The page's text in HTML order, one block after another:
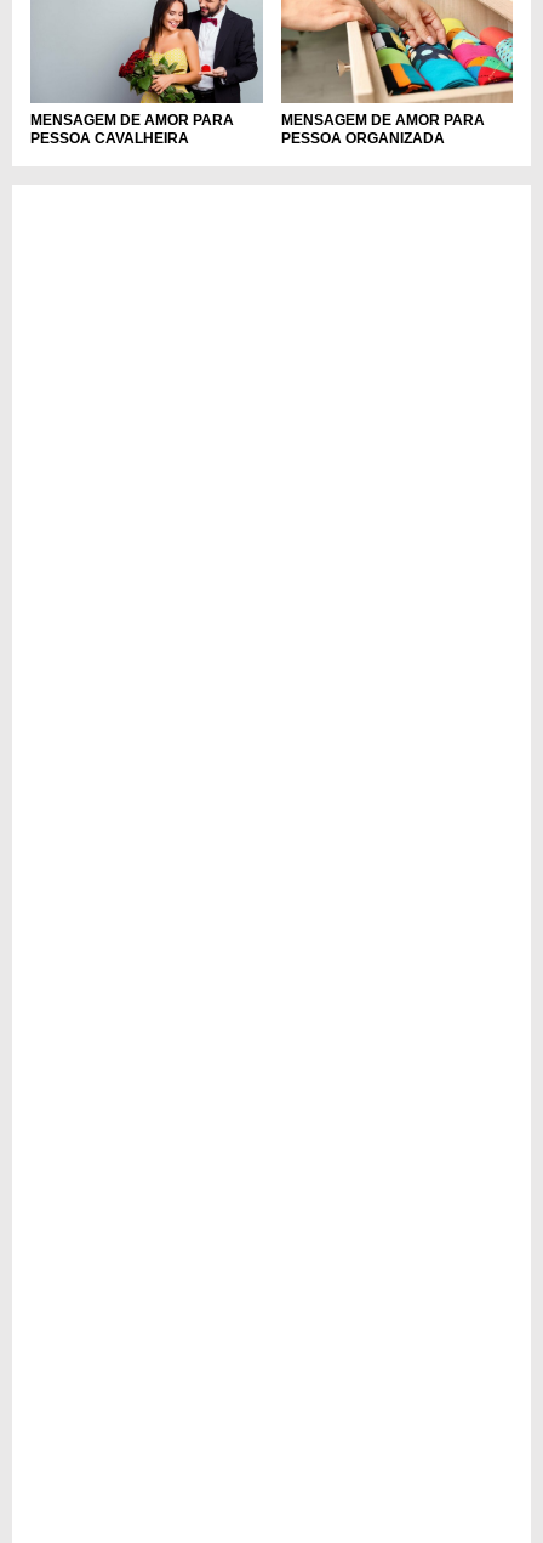
MENSAGEM DE AMOR PARA
PESSOA CAVALHEIRA
MENSAGEM DE AMOR PARA
PESSOA ORGANIZADA